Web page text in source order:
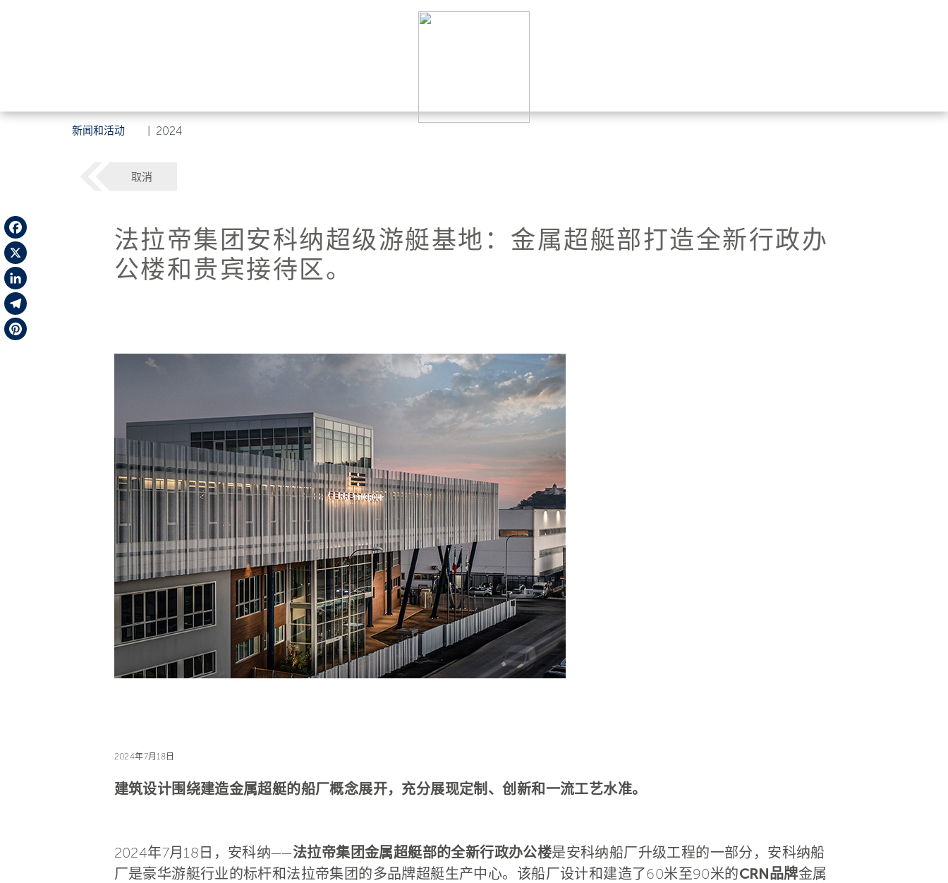
新闻和活动 2024
Facebook
X
LinkedIn
Telegram
取消
法拉帝集团安科纳超级游艇基地：金属超艇部打造全新行政办
公楼和贵宾接待区。
2024年7月18日
建筑设计围绕建造金属超艇的船厂概念展开，充分展现定制、创新和一流工艺水准。
2024年7月18日，安科纳——法拉帝集团金属超艇部的全新行政办公楼是安科纳船厂升级工程的一部分，安科纳船
厂是豪华游艇行业的标杆和法拉帝集团的多品牌超艇生产中心。该船厂设计和建造了60米至90米的CRN品牌金属